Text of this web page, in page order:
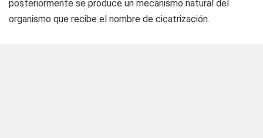
posteriormente se produce un mecanismo natural del
organismo que recibe el nombre de cicatrización.